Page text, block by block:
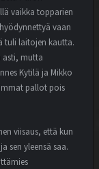
vaikka topparien
vaan
tuli laitojen kautta.
asti, mutta
Kytilä ja Mikko
pallot pois
viisaus, että kun
sen yleensä saa.